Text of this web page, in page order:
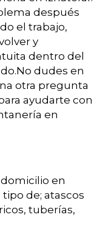
después
el trabajo,
y
dentro del
dudes en
otra pregunta
ayudarte con
en
en
de; atascos
tuberías,